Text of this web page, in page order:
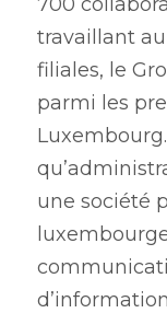
travaillant au
filiales, le
parmi les
une société